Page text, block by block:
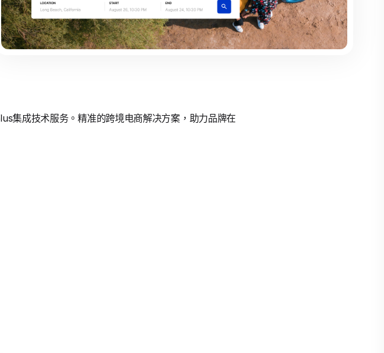
集成技术服务。精准的跨境电商解决方案，助力品牌在